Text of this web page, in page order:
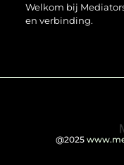
Welkom bij
en verbinding.
@2025